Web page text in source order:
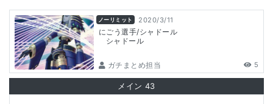
ノーリミット 2020/3/11
にごう選手/シャドール
シャドール
ガチまとめ担当 5
メイン 43